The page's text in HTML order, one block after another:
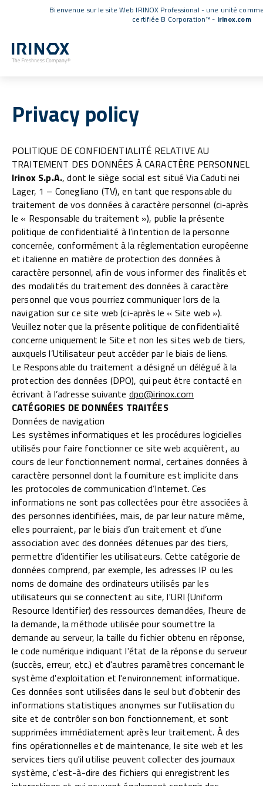
Bienvenue sur le site Web IRINOX Professional - une unité
certifiée B Corporation™ - irinox.com
Privacy policy
POLITIQUE DE CONFIDENTIALITÉ RELATIVE AU
TRAITEMENT DES DONNÉES À CARACTÈRE PERSONNEL
Irinox S.p.A., dont le siège social est situé Via Caduti nei
Lager, 1 – Conegliano (TV), en tant que responsable du
traitement de vos données à caractère personnel (ci-après
le « Responsable du traitement »), publie la présente
politique de confidentialité à l’intention de la personne
concernée, conformément à la réglementation européenne
et italienne en matière de protection des données à
caractère personnel, afin de vous informer des finalités et
des modalités du traitement des données à caractère
personnel que vous pourriez communiquer lors de la
navigation sur ce site web (ci-après le « Site web »).
Veuillez noter que la présente politique de confidentialité
concerne uniquement le Site et non les sites web de tiers,
auxquels l’Utilisateur peut accéder par le biais de liens.
Le Responsable du traitement a désigné un délégué à la
protection des données (DPO), qui peut être contacté en
écrivant à l’adresse suivante dpo@irinox.com
CATÉGORIES DE DONNÉES TRAITÉES
Données de navigation
Les systèmes informatiques et les procédures logicielles
utilisés pour faire fonctionner ce site web acquièrent, au
cours de leur fonctionnement normal, certaines données à
caractère personnel dont la fourniture est implicite dans
les protocoles de communication d’Internet. Ces
informations ne sont pas collectées pour être associées à
des personnes identifiées, mais, de par leur nature même,
elles pourraient, par le biais d’un traitement et d’une
association avec des données détenues par des tiers,
permettre d’identifier les utilisateurs. Cette catégorie de
données comprend, par exemple, les adresses IP ou les
noms de domaine des ordinateurs utilisés par les
utilisateurs qui se connectent au site, l'URI (Uniform
Resource Identifier) des ressources demandées, l'heure de
la demande, la méthode utilisée pour soumettre la
demande au serveur, la taille du fichier obtenu en réponse,
le code numérique indiquant l'état de la réponse du serveur
(succès, erreur, etc.) et d'autres paramètres concernant le
système d'exploitation et l'environnement informatique.
Ces données sont utilisées dans le seul but d'obtenir des
informations statistiques anonymes sur l'utilisation du
site et de contrôler son bon fonctionnement, et sont
supprimées immédiatement après leur traitement. À des
fins opérationnelles et de maintenance, le site web et les
services tiers qu'il utilise peuvent collecter des journaux
système, c'est-à-dire des fichiers qui enregistrent les